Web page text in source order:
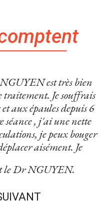
est très bien
traitement. Je souffrais
aux épaules depuis 6
séance , j'ai une nette
je peux bouger
aisément. Je
le Dr NGUYEN.